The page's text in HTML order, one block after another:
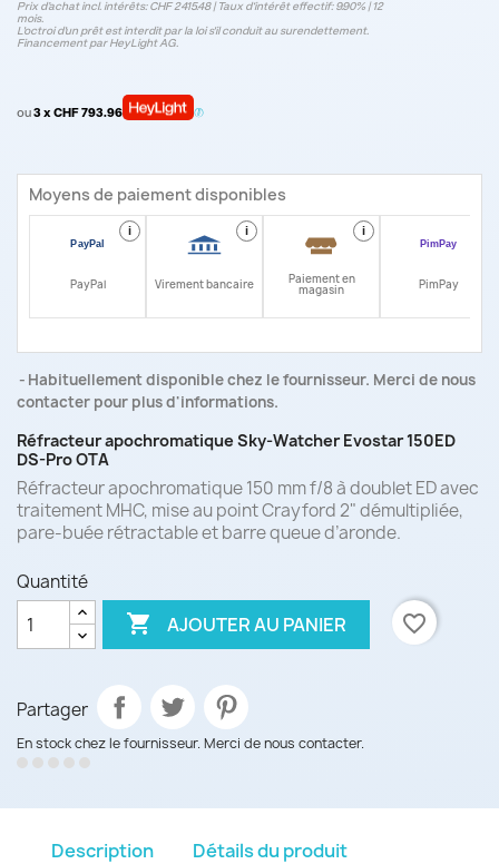
Prix d’achat incl. intérêts: CHF 2415.48 | Taux d‘intérêt effectif: 9.90% | 12
mois.
L'octroi d'un prêt est interdit par la loi s'il conduit au surendettement.
Financement par HeyLight AG.
ou3 x CHF 793.96
Moyens de paiement disponibles
i
PayPal
i
Virement bancaire
i
Paiement en
magasin PimPay
Habituellement disponible chez le fournisseur. Merci de nous
contacter pour plus d'informations.
Réfracteur apochromatique Sky-Watcher Evostar 150ED
DS-Pro OTA
Réfracteur apochromatique 150 mm f/8 à doublet ED avec
traitement MHC, mise au point Crayford 2" démultipliée,
pare-buée rétractable et barre queue d’aronde.
Quantité
 AJOUTER AU PANIER favorite_border
Partager
En stock chez le fournisseur. Merci de nous contacter.
Description Détails du produit